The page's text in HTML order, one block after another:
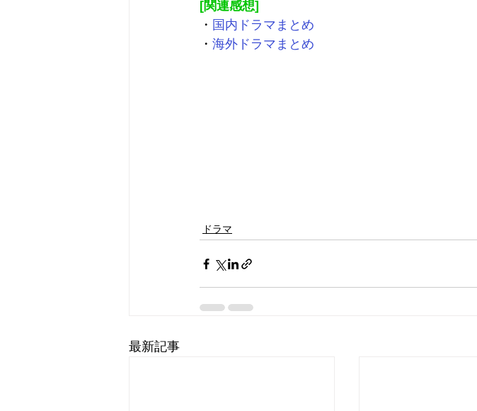
[関連感想]
・ 国内ドラマまとめ
・ 海外ドラマまとめ
ドラマ
最新記事